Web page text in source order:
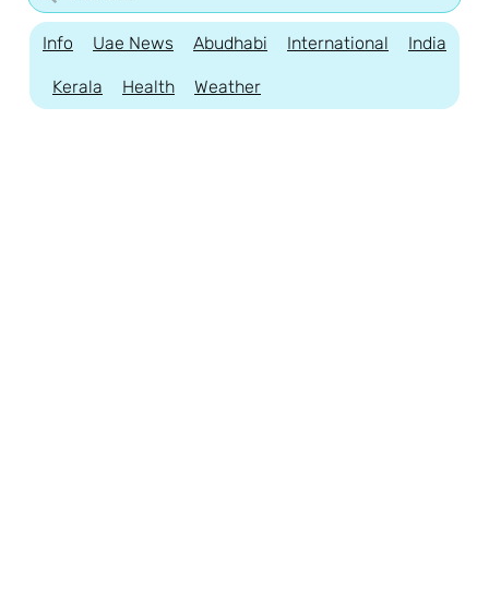
Info Uae News Abudhabi International India
Kerala Health Weather